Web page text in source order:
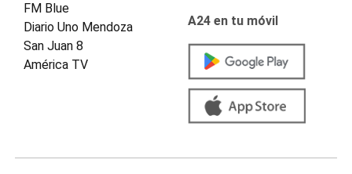
FM Blue
Diario Uno Mendoza
San Juan 8
América TV
A24 en tu móvil